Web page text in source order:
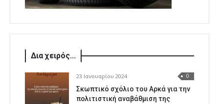
Δια χειρός...
23 Ιανουαρίου 2024 0
Σκωπτικό σχόλιο του Αρκά για την
πολιτιστική αναβάθμιση της